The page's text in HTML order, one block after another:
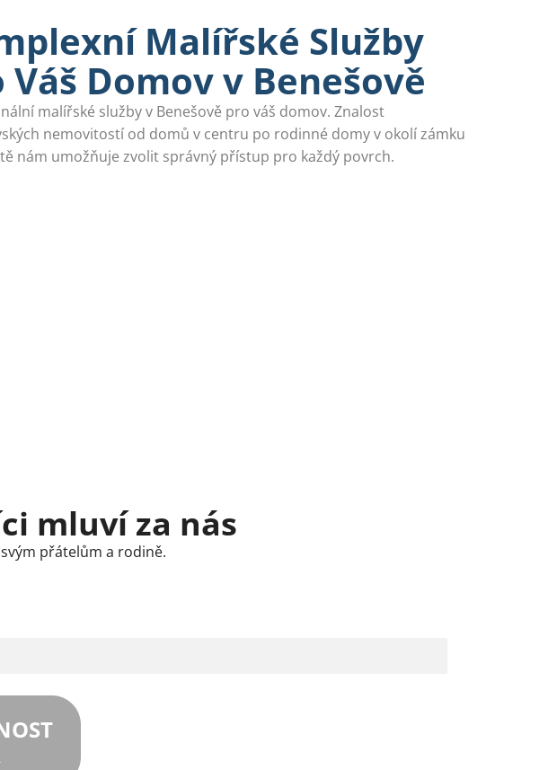
Malířské Služby
Váš Domov v Benešově
malířské služby v Benešově pro váš domov. Znalost
nemovitostí od domů v centru po rodinné domy v okolí zámku
nám umožňuje zvolit správný přístup pro každý povrch.
mluví za nás
přátelům a rodině.